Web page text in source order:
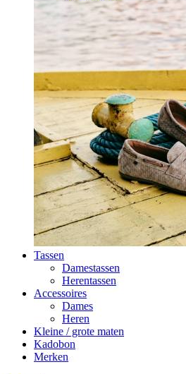
Tassen
Damestassen
Herentassen
Accessoires
Dames
Heren
Kleine / grote maten
Kadobon
Merken